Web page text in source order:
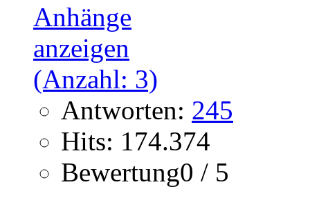
Antworten: 245
Hits: 174.374
Bewertung0 / 5